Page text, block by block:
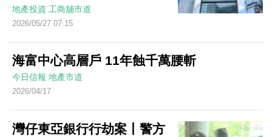
地產投資 工商舖市道
2026/05/27 07:15
海富中心高層戶 11年蝕千萬腰斬
今日信報 地產市道
2026/04/17
灣仔東亞銀行行劫案丨警方